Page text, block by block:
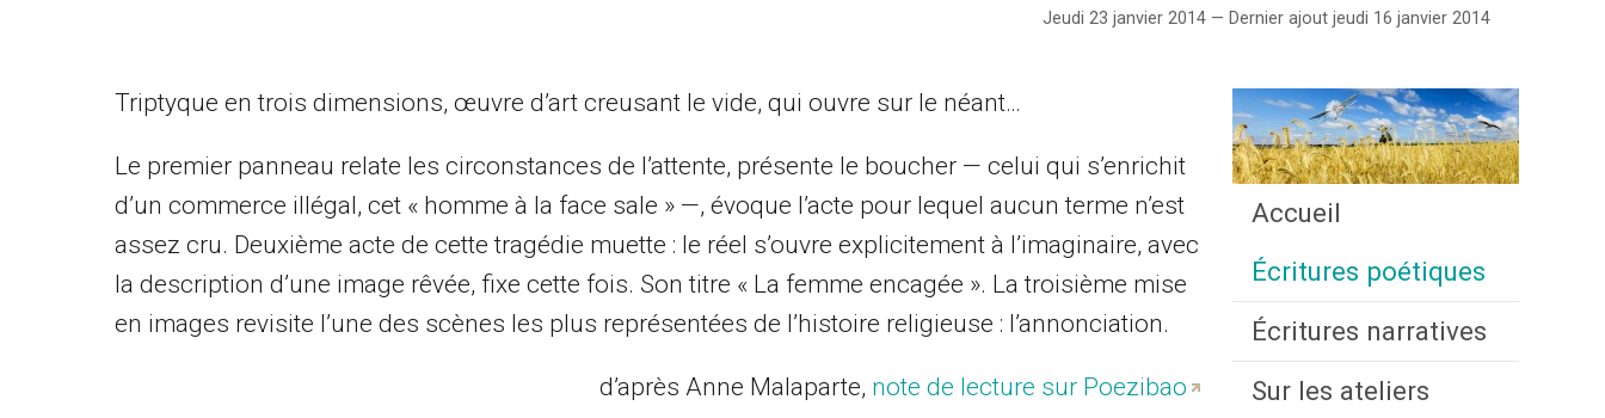
Jeudi 23 janvier 2014 — Dernier ajout jeudi 16 janvier 2014
Triptyque en trois dimensions, œuvre d’art creusant le vide, qui ouvre sur le néant…
Le premier panneau relate les circonstances de l’attente, présente le boucher — celui qui s’enrichit
d’un commerce illégal, cet « homme à la face sale » —, évoque l’acte pour lequel aucun terme n’est
assez cru. Deuxième acte de cette tragédie muette : le réel s’ouvre explicitement à l’imaginaire, avec
la description d’une image rêvée, fixe cette fois. Son titre « La femme encagée ». La troisième mise
en images revisite l’une des scènes les plus représentées de l’histoire religieuse : l’annonciation.
d’après Anne Malaparte, note de lecture sur Poezibao
Accueil
Écritures poétiques
Écritures narratives
Sur les ateliers